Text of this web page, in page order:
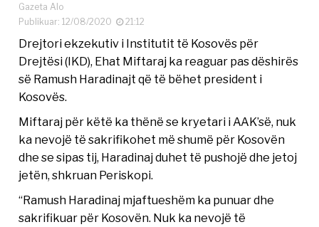
Gazeta Alo
Publikuar: 12/08/2020
21:12
Drejtori ekzekutiv i Institutit të Kosovës për
Drejtësi (IKD), Ehat Miftaraj ka reaguar pas dëshirës
së Ramush Haradinajt që të bëhet president i
Kosovës.
Miftaraj për këtë ka thënë se kryetari i AAK’së, nuk
ka nevojë të sakrifikohet më shumë për Kosovën
dhe se sipas tij, Haradinaj duhet të pushojë dhe jetoj
jetën, shkruan Periskopi.
“Ramush Haradinaj mjaftueshëm ka punuar dhe
sakrifikuar për Kosovën. Nuk ka nevojë të